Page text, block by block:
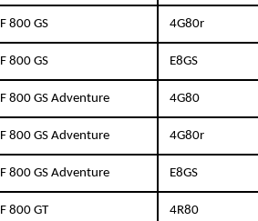
F 800 GS 4G80r
F 800 GS E8GS
F 800 GS Adventure 4G80
F 800 GS Adventure 4G80r
F 800 GS Adventure E8GS
F 800 GT 4R80